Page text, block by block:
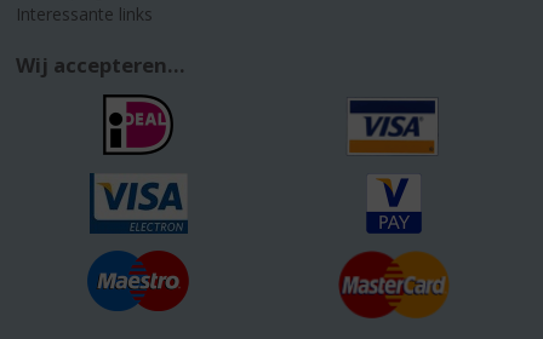
Interessante links
Wij accepteren...